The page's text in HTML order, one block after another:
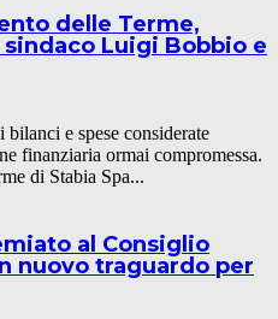
delle Terme,
Luigi Bobbio e
e spese considerate
finanziaria ormai compromessa.
di Stabia Spa...
al Consiglio
nuovo traguardo per